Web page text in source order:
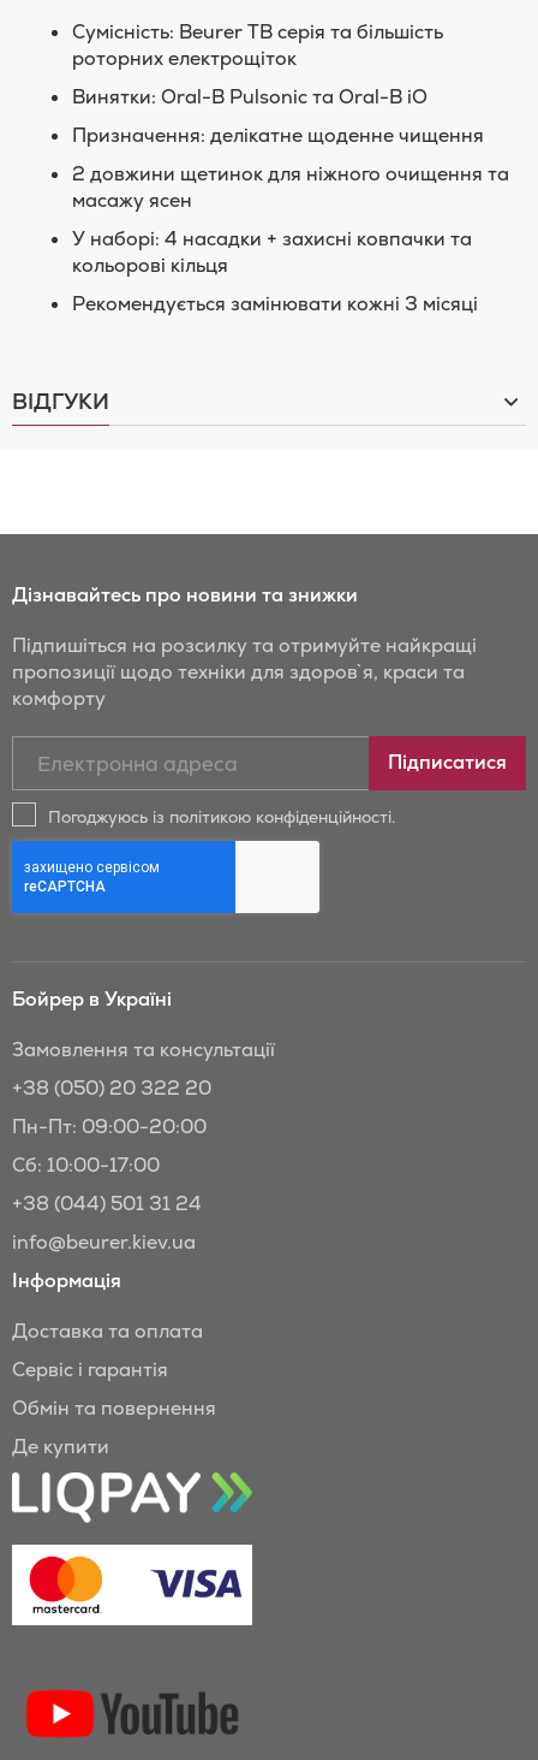
Сумісність: Beurer TB серія та більшість
роторних електрощіток
Винятки: Oral-B Pulsonic та Oral-B iO
Призначення: делікатне щоденне чищення
2 довжини щетинок для ніжного очищення та
масажу ясен
У наборі: 4 насадки + захисні ковпачки та
кольорові кільця
Рекомендується замінювати кожні 3 місяці
ВІДГУКИ
Дізнавайтесь про новини та знижки
Підпишіться на розсилку та отримуйте найкращі
пропозиції щодо техніки для здоров`я, краси та
комфорту
новини
та
Бойрер:
Підписатися
Погоджуюсь із політикою конфіденційності.
Бойрер в Україні
Замовлення та консультації
+38 (050) 20 322 20
Пн-Пт: 09:00-20:00
Сб: 10:00-17:00
+38 (044) 501 31 24
info@beurer.kiev.ua
Інформація
Доставка та оплата
Сервіс і гарантія
Обмін та повернення
Де купити